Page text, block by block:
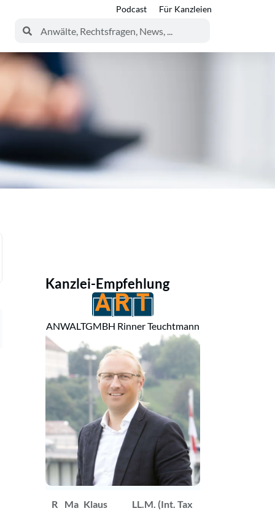
Podcast Für Kanzleien
Kanzlei-Empfehlung
ANWALTGMBH Rinner Teuchtmann
R
Ma Klaus
LL.M. (Int. Tax